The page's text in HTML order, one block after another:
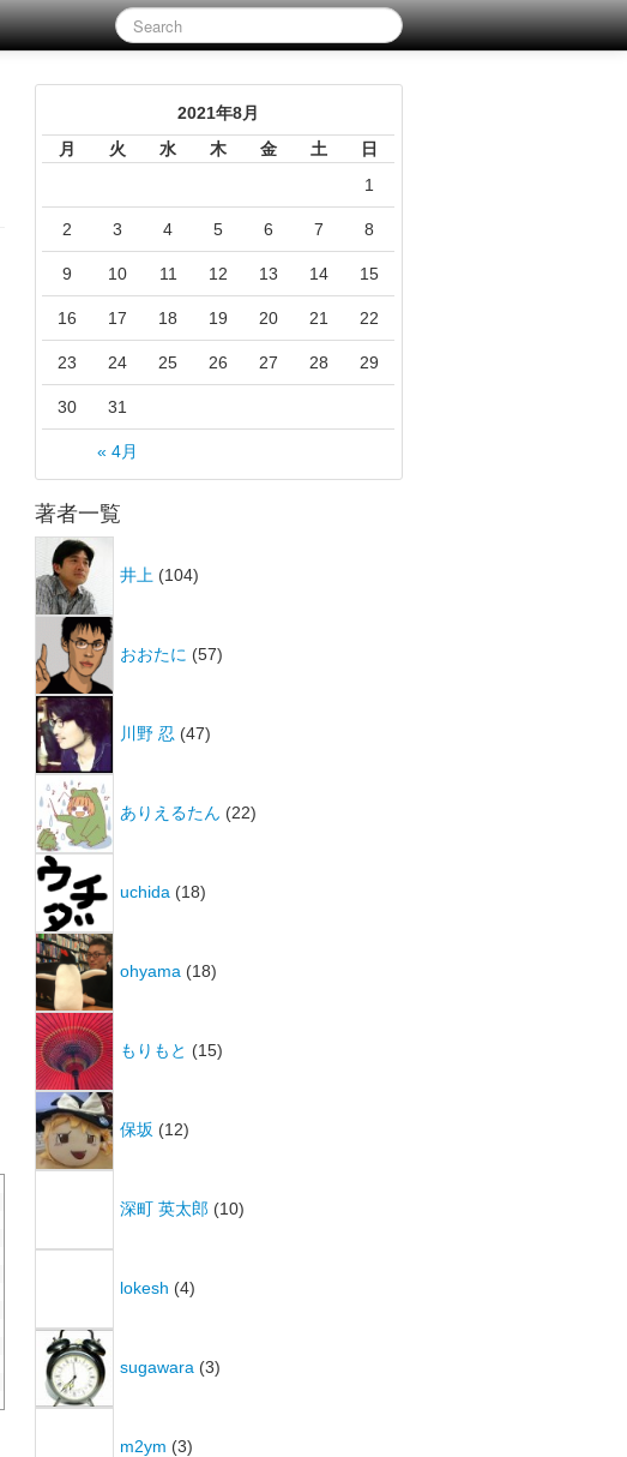
2021年8月
月
火 水 木 金 土 日
« 4月
1
2 3 4 5 6 7 8
9 10 11 12 13 14 15
16 17 18 19 20 21 22
23 24 25 26 27 28 29
30 31
著者一覧
井上 (104)
おおたに (57)
川野 忍 (47)
ありえるたん (22)
uchida (18)
ohyama (18)
もりもと (15)
保坂 (12)
深町 英太郎 (10)
lokesh (4)
sugawara (3)
m2ym (3)